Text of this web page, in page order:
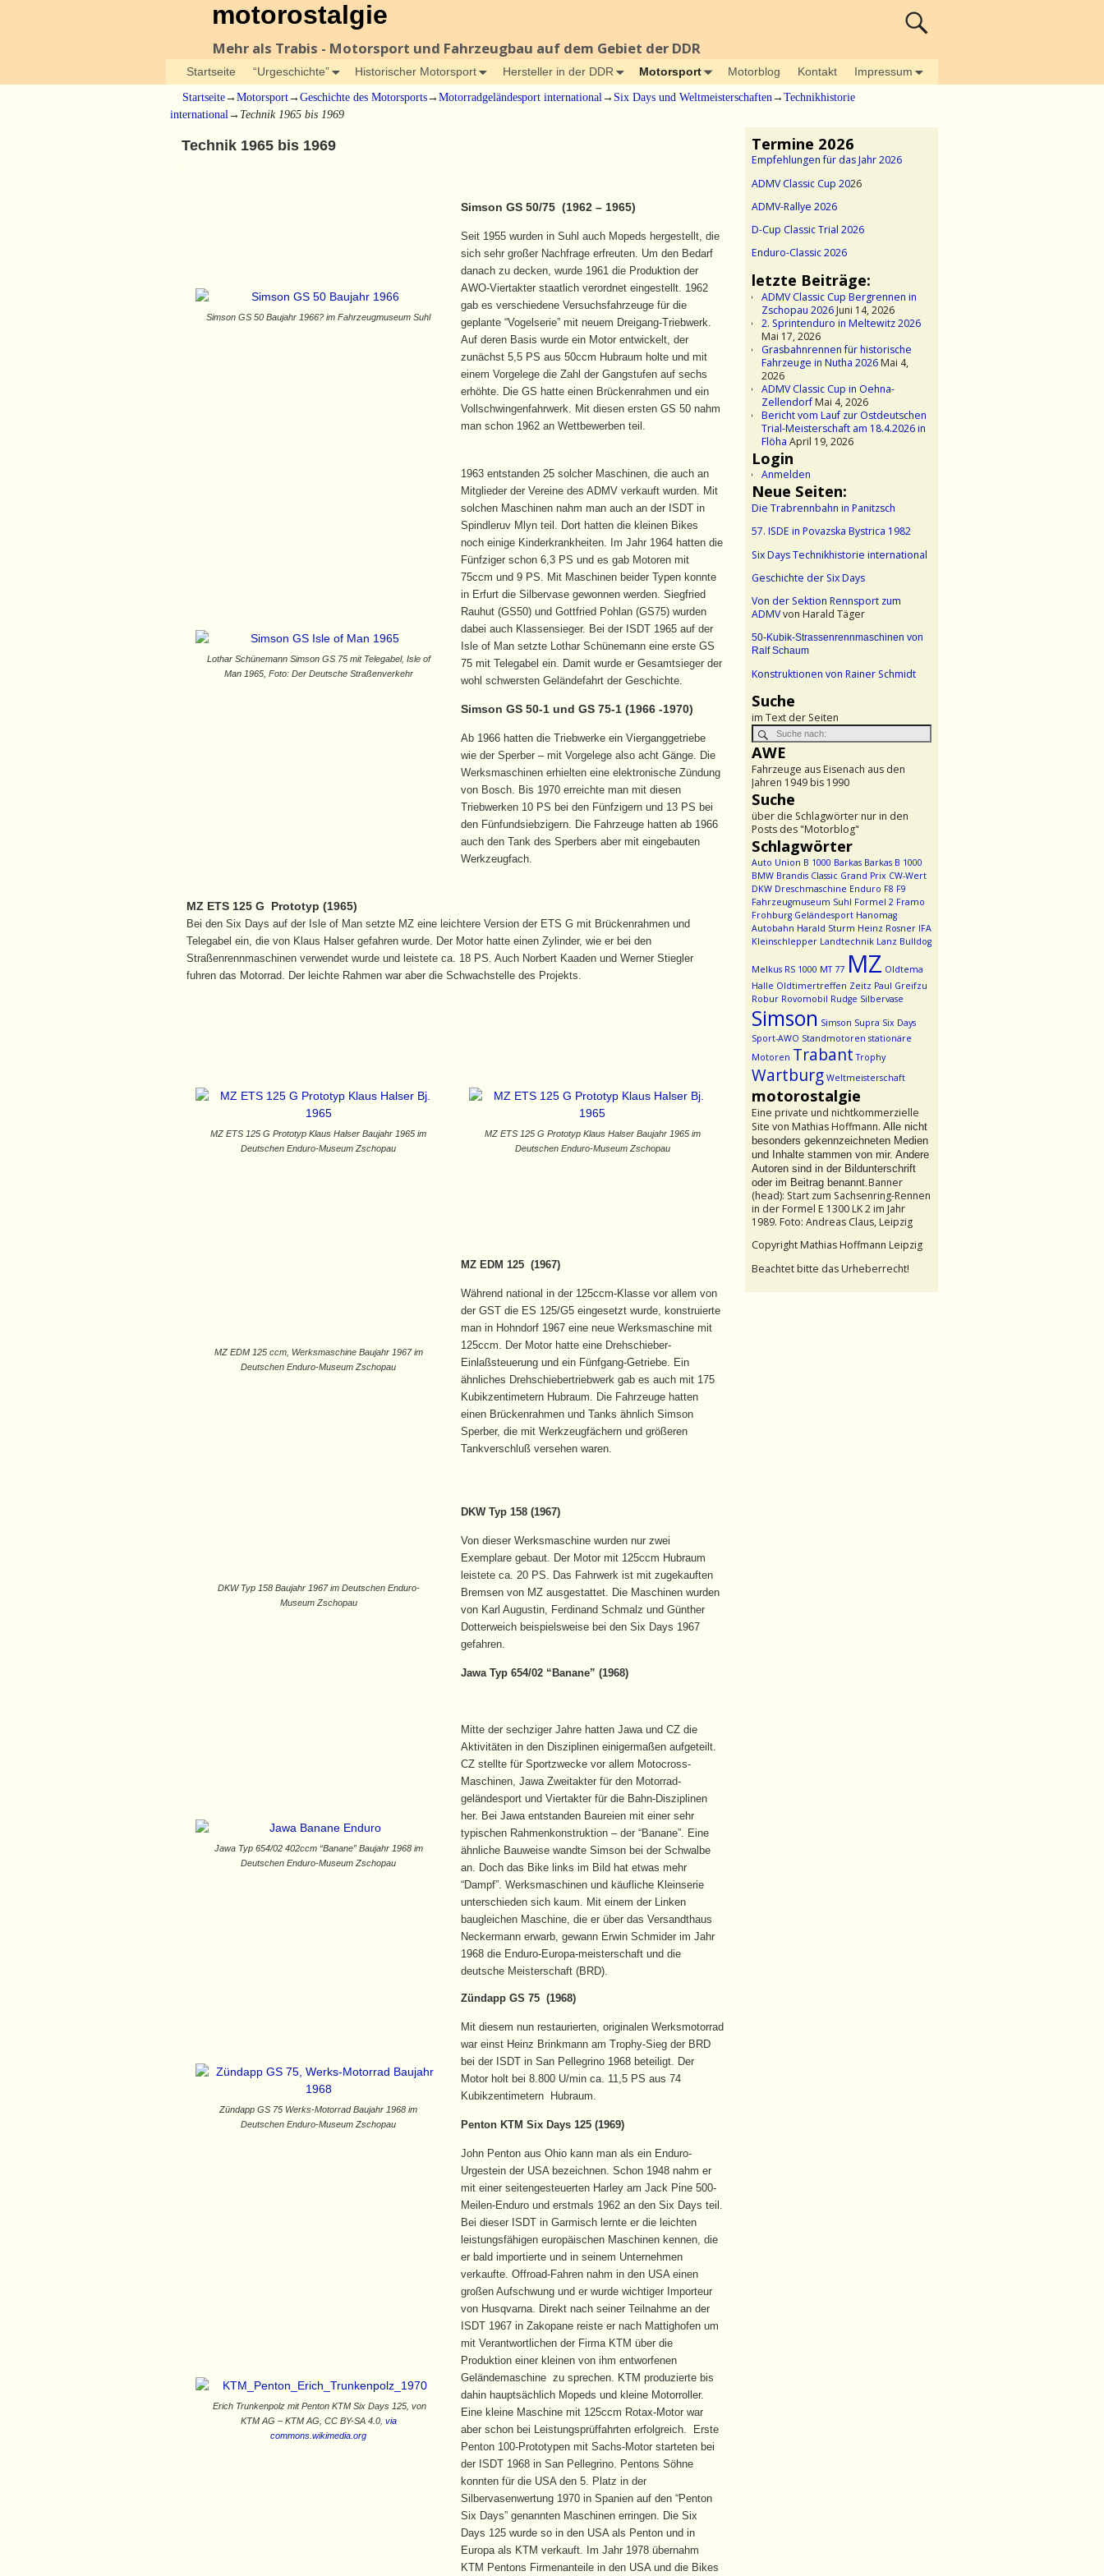
motorostalgie
Mehr als Trabis - Motorsport und Fahrzeugbau auf dem Gebiet der DDR
Startseite “Urgeschichte” Historischer Motorsport Hersteller in der DDR Motorsport Motorblog Kontakt Impressum
Startseite→ Motorsport→ Geschichte des Motorsports→ Motorradgeländesport international → Six Days und Weltmeisterschaften → Technikhistorie
international → Technik 1965 bis 1969
Technik 1965 bis 1969
.
Simson GS 50 Baujahr 1966? im Fahrzeugmuseum Suhl
Simson GS 50/75 (1962 – 1965)
Seit 1955 wurden in Suhl auch Mopeds hergestellt, die
sich sehr großer Nachfrage erfreuten. Um den Bedarf
danach zu decken, wurde 1961 die Produktion der
AWO-Viertakter staatlich verordnet eingestellt. 1962
gab es verschiedene Versuchsfahrzeuge für die
geplante “Vogelserie” mit neuem Dreigang-Triebwerk.
Auf deren Basis wurde ein Motor entwickelt, der
zunächst 5,5 PS aus 50ccm Hubraum holte und mit
einem Vorgelege die Zahl der Gangstufen auf sechs
erhöhte. Die GS hatte einen Brückenrahmen und ein
Vollschwingenfahrwerk. Mit diesen ersten GS 50 nahm
man schon 1962 an Wettbewerben teil.
Lothar Schünemann Simson GS 75 mit Telegabel, Isle of
Man 1965, Foto: Der Deutsche Straßenverkehr
1963 entstanden 25 solcher Maschinen, die auch an
Mitglieder der Vereine des ADMV verkauft wurden. Mit
solchen Maschinen nahm man auch an der ISDT in
Spindleruv Mlyn teil. Dort hatten die kleinen Bikes
noch einige Kinderkrankheiten. Im Jahr 1964 hatten die
Fünfziger schon 6,3 PS und es gab Motoren mit
75ccm und 9 PS. Mit Maschinen beider Typen konnte
in Erfurt die Silbervase gewonnen werden. Siegfried
Rauhut (GS50) und Gottfried Pohlan (GS75) wurden
dabei auch Klassensieger. Bei der ISDT 1965 auf der
Isle of Man setzte Lothar Schünemann eine erste GS
75 mit Telegabel ein. Damit wurde er Gesamtsieger der
wohl schwersten Geländefahrt der Geschichte.
Simson GS 50-1 und GS 75-1 (1966 -1970)
Ab 1966 hatten die Triebwerke ein Vierganggetriebe
wie der Sperber – mit Vorgelege also acht Gänge. Die
Werksmaschinen erhielten eine elektronische Zündung
von Bosch. Bis 1970 erreichte man mit diesen
Triebwerken 10 PS bei den Fünfzigern und 13 PS bei
den Fünfundsiebzigern. Die Fahrzeuge hatten ab 1966
auch den Tank des Sperbers aber mit eingebauten
Werkzeugfach.
MZ ETS 125 G Prototyp (1965)
Bei den Six Days auf der Isle of Man setzte MZ eine leichtere Version der ETS G mit Brückenrahmen und
Telegabel ein, die von Klaus Halser gefahren wurde. Der Motor hatte einen Zylinder, wie er bei den
Straßenrennmaschinen verwendet wurde und leistete ca. 18 PS. Auch Norbert Kaaden und Werner Stiegler
fuhren das Motorrad. Der leichte Rahmen war aber die Schwachstelle des Projekts.
MZ ETS 125 G Prototyp Klaus Halser Baujahr 1965 im
Deutschen Enduro-Museum Zschopau
MZ ETS 125 G Prototyp Klaus Halser Baujahr 1965 im
Deutschen Enduro-Museum Zschopau
MZ EDM 125 ccm, Werksmaschine Baujahr 1967 im
Deutschen Enduro-Museum Zschopau
MZ EDM 125 (1967)
Während national in der 125ccm-Klasse vor allem von
der GST die ES 125/G5 eingesetzt wurde, konstruierte
man in Hohndorf 1967 eine neue Werksmaschine mit
125ccm. Der Motor hatte eine Drehschieber-
Einlaßsteuerung und ein Fünfgang-Getriebe. Ein
ähnliches Drehschiebertriebwerk gab es auch mit 175
Kubikzentimetern Hubraum. Die Fahrzeuge hatten
einen Brückenrahmen und Tanks ähnlich Simson
Sperber, die mit Werkzeugfächern und größeren
Tankverschluß versehen waren.
DKW Typ 158 Baujahr 1967 im Deutschen Enduro-
Museum Zschopau
DKW Typ 158 (1967)
Von dieser Werksmaschine wurden nur zwei
Exemplare gebaut. Der Motor mit 125ccm Hubraum
leistete ca. 20 PS. Das Fahrwerk ist mit zugekauften
Bremsen von MZ ausgestattet. Die Maschinen wurden
von Karl Augustin, Ferdinand Schmalz und Günther
Dotterweich beispielsweise bei den Six Days 1967
gefahren.
Jawa Typ 654/02 “Banane” (1968)
Jawa Typ 654/02 402ccm “Banane” Baujahr 1968 im
Deutschen Enduro-Museum Zschopau
Mitte der sechziger Jahre hatten Jawa und CZ die
Aktivitäten in den Disziplinen einigermaßen aufgeteilt.
CZ stellte für Sportzwecke vor allem Motocross-
Maschinen, Jawa Zweitakter für den Motorrad-
geländesport und Viertakter für die Bahn-Disziplinen
her. Bei Jawa entstanden Baureien mit einer sehr
typischen Rahmenkonstruktion – der “Banane”. Eine
ähnliche Bauweise wandte Simson bei der Schwalbe
an. Doch das Bike links im Bild hat etwas mehr
“Dampf”. Werksmaschinen und käufliche Kleinserie
unterschieden sich kaum. Mit einem der Linken
baugleichen Maschine, die er über das Versandthaus
Neckermann erwarb, gewann Erwin Schmider im Jahr
1968 die Enduro-Europa-meisterschaft und die
deutsche Meisterschaft (BRD).
Zündapp GS 75 Werks-Motorrad Baujahr 1968 im
Deutschen Enduro-Museum Zschopau
Zündapp GS 75 (1968)
Mit diesem nun restaurierten, originalen Werksmotorrad
war einst Heinz Brinkmann am Trophy-Sieg der BRD
bei der ISDT in San Pellegrino 1968 beteiligt. Der
Motor holt bei 8.800 U/min ca. 11,5 PS aus 74
Kubikzentimetern Hubraum.
Penton KTM Six Days 125 (1969)
John Penton aus Ohio kann man als ein Enduro-
Urgestein der USA bezeichnen. Schon 1948 nahm er
mit einer seitengesteuerten Harley am Jack Pine 500-
Meilen-Enduro und erstmals 1962 an den Six Days teil.
Bei dieser ISDT in Garmisch lernte er die leichten
leistungsfähigen europäischen Maschinen kennen, die
er bald importierte und in seinem Unternehmen
verkaufte. Offroad-Fahren nahm in den USA einen
großen Aufschwung und er wurde wichtiger Importeur
von Husqvarna. Direkt nach seiner Teilnahme an der
ISDT 1967 in Zakopane reiste er nach Mattighofen um
mit Verantwortlichen der Firma KTM über die
Produktion einer kleinen von ihm entworfenen
Geländemaschine zu sprechen. KTM produzierte bis
dahin hauptsächlich Mopeds und kleine Motorroller.
Eine kleine Maschine mit 125ccm Rotax-Motor war
aber schon bei Leistungsprüffahrten erfolgreich. Erste
Penton 100-Prototypen mit Sachs-Motor starteten bei
der ISDT 1968 in San Pellegrino. Pentons Söhne
konnten für die USA den 5. Platz in der
Silbervasenwertung 1970 in Spanien auf den “Penton
Six Days” genannten Maschinen erringen. Die Six
Days 125 wurde so in den USA als Penton und in
Europa als KTM verkauft. Im Jahr 1978 übernahm
KTM Pentons Firmenanteile in den USA und die Bikes
Erich Trunkenpolz mit Penton KTM Six Days 125, von
KTM AG – KTM AG, CC BY-SA 4.0, via
commons.wikimedia.org
Termine 2026
Empfehlungen für das Jahr 2026
ADMV Classic Cup 2026
ADMV-Rallye 2026
D-Cup Classic Trial 2026
Enduro-Classic 2026
letzte Beiträge:
ADMV Classic Cup Bergrennen in
Zschopau 2026Juni 14, 2026
2. Sprintenduro in Meltewitz 2026
Mai 17, 2026
Grasbahnrennen für historische
Fahrzeuge in Nutha 2026Mai 4,
2026
ADMV Classic Cup in Oehna-
ZellendorfMai 4, 2026
Bericht vom Lauf zur Ostdeutschen
Trial-Meisterschaft am 18.4.2026 in
Flöha April 19, 2026
Login
Anmelden
Neue Seiten:
Die Trabrennbahn in Panitzsch
57. ISDE in Povazska Bystrica 1982
Six Days Technikhistorie international
Geschichte der Six Days
Von der Sektion Rennsport zum
ADMVvon Harald Täger
50-Kubik-Strassenrennmaschinen von
Ralf Schaum
Konstruktionen von Rainer Schmidt
Suche
im Text der Seiten
AWE
Fahrzeuge aus Eisenach aus den
Jahren 1949 bis 1990
Suche
über die Schlagwörter nur in den
Posts des "Motorblog"
Schlagwörter
Auto Union B 1000 Barkas Barkas B 1000
BMW Brandis Classic Grand Prix CW-Wert
DKW Dreschmaschine Enduro F8 F9
Fahrzeugmuseum Suhl Formel 2 Framo
Frohburg Geländesport Hanomag
Autobahn Harald Sturm Heinz Rosner IFA
Kleinschlepper Landtechnik Lanz Bulldog
Melkus RS 1000 MT 77 MZ Oldtema
Halle Oldtimertreffen Zeitz Paul Greifzu
Robur Rovomobil Rudge Silbervase
Simson Simson Supra Six Days
Sport-AWO Standmotoren stationäre
Motoren Trabant Trophy
Wartburg Weltmeisterschaft
motorostalgie
Eine private und nichtkommerzielle
Site von Mathias Hoffmann. Alle nicht
besonders gekennzeichneten Medien
und Inhalte stammen von mir. Andere
Autoren sind in der Bildunterschrift
oder im Beitrag benannt.Banner
(head): Start zum Sachsenring-Rennen
in der Formel E 1300 LK 2 im Jahr
1989. Foto: Andreas Claus, Leipzig
Copyright Mathias Hoffmann Leipzig
Beachtet bitte das Urheberrecht!